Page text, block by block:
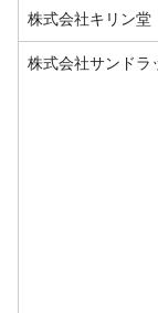
株式会社キリン堂
株式会社サンドラ